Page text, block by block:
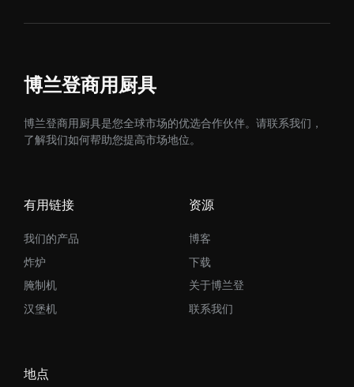
博兰登商用厨具
博兰登商用厨具是您全球市场的优选合作伙伴。请联系我们，
了解我们如何帮助您提高市场地位。
有用链接
我们的产品
炸炉
腌制机
汉堡机
资源
博客
下载
关于博兰登
联系我们
地点